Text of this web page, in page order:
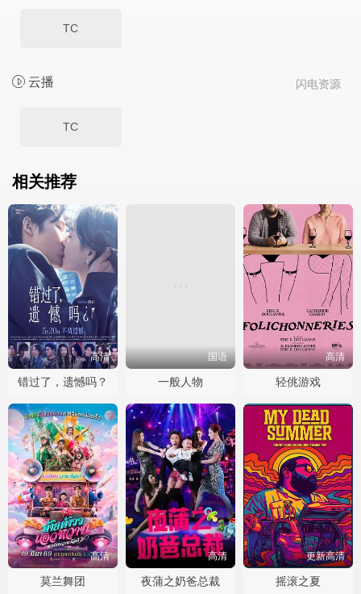
TC
闪电资源
云播
TC
相关推荐
高清
错过了，遗憾吗？
国语
一般人物
高清
轻佻游戏
高清
莫兰舞团
高清
夜蒲之奶爸总裁
更新高清
摇滚之夏